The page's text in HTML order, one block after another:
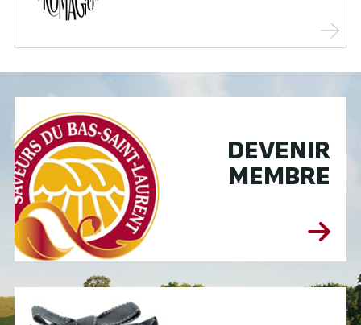
DEVENIR
MEMBRE